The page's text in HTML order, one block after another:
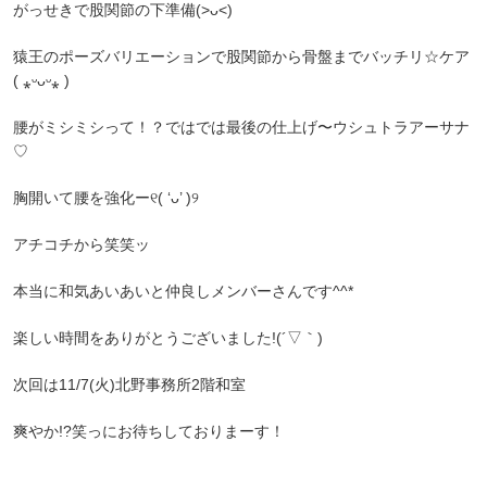
がっせきで股関節の下準備(>ᴗ<)
猿王のポーズバリエーションで股関節から骨盤までバッチリ☆ケア
( ⁎ᵕᴗᵕ⁎ )
腰がミシミシって！？ではでは最後の仕上げ〜ウシュトラアーサナ
♡
胸開いて腰を強化ー୧( ‘ᴗ’ )୨
アチコチから笑笑ッ
本当に和気あいあいと仲良しメンバーさんです^^*
楽しい時間をありがとうございました!(´▽｀)
次回は11/7(火)北野事務所2階和室
爽やか!?笑っにお待ちしておりまーす！